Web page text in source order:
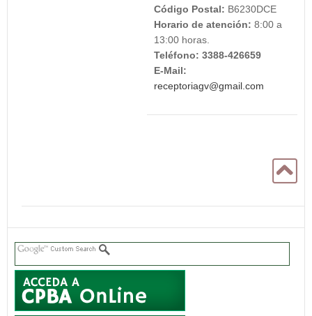
Código Postal: B6230DCE
Horario de atención: 8:00 a
13:00 horas.
Teléfono: 3388-426659
E-Mail:
receptoriagv@gmail.com